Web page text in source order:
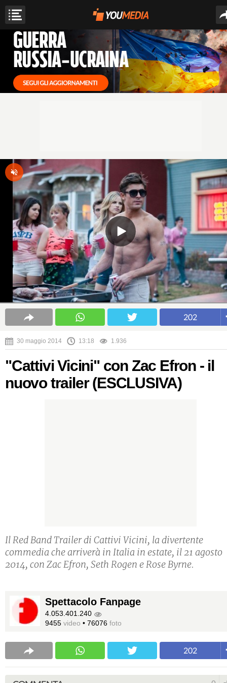
202
30 maggio 2014 13:18 1.936
"Cattivi Vicini" con Zac Efron - il
nuovo trailer (ESCLUSIVA)
Il Red Band Trailer di Cattivi Vicini, la divertente
commedia che arriverà in Italia in estate, il 21 agosto
2014, con Zac Efron, Seth Rogen e Rose Byrne.
Spettacolo Fanpage
4.053.401.240
9455 video • 76076 foto
202